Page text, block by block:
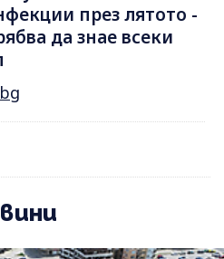
през лятотo -
да знае всеки